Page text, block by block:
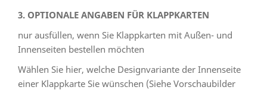
3. OPTIONALE ANGABEN FÜR KLAPPKARTEN
nur ausfüllen, wenn Sie Klappkarten mit Außen- und
Innenseiten bestellen möchten
Wählen Sie hier, welche Designvariante der Innenseite
einer Klappkarte Sie wünschen (Siehe Vorschaubilder